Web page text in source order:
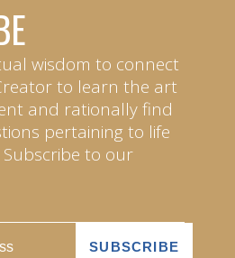
wisdom to connect
to learn the art
and rationally find
pertaining to life
to our